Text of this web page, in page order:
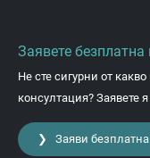
Заявете безплатна
Не сте сигурни от
консултация? Заявете
❯ Заяви безплатна